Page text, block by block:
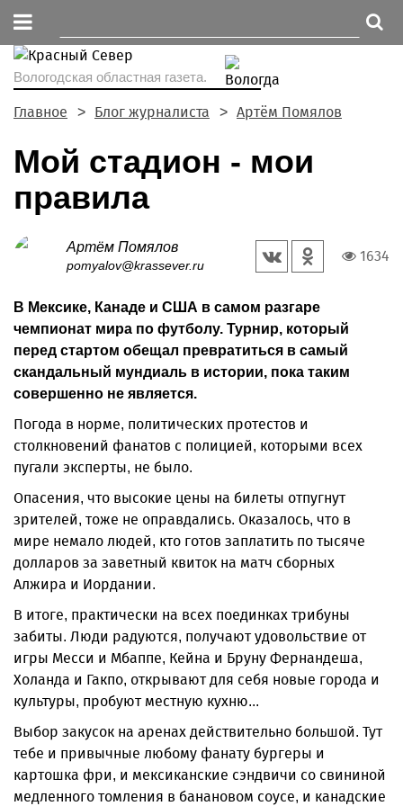
Вологодская областная газета.
Главное Блог журналиста Артём Помялов
Мой стадион - мои
правила
Артём Помялов
pomyalov@krassever.ru
1634
В Мексике, Канаде и США в самом разгаре
чемпионат мира по футболу. Турнир, который
перед стартом обещал превратиться в самый
скандальный мундиаль в истории, пока таким
совершенно не является.
Погода в норме, политических протестов и
столкновений фанатов с полицией, которыми всех
пугали эксперты, не было.
Опасения, что высокие цены на билеты отпугнут
зрителей, тоже не оправдались. Оказалось, что в
мире немало людей, кто готов заплатить по тысяче
долларов за заветный квиток на матч сборных
Алжира и Иордании.
В итоге, практически на всех поединках трибуны
забиты. Люди радуются, получают удовольствие от
игры Месси и Мбаппе, Кейна и Бруну Фернандеша,
Холанда и Гакпо, открывают для себя новые города и
культуры, пробуют местную кухню...
Выбор закусок на аренах действительно большой. Тут
тебе и привычные любому фанату бургеры и
картошка фри, и мексиканские сэндвичи со свининой
медленного томления в банановом соусе, и канадские